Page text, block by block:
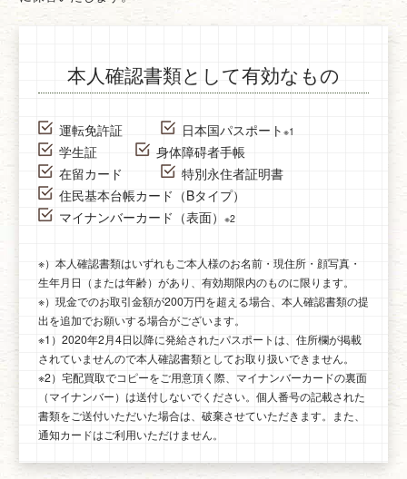
本人確認書類として有効なもの
運転免許証 日本国パスポート ※1
学生証
身体障碍者手帳
在留カード
特別永住者証明書
住民基本台帳カード（Bタイプ）
マイナンバーカード（表面） ※2
※）本人確認書類はいずれもご本人様のお名前・現住所・顔写真・
生年月日（または年齢）があり、有効期限内のものに限ります。
※）現金でのお取引金額が200万円を超える場合、本人確認書類の提
出を追加でお願いする場合がございます。
※1）2020年2月4日以降に発給されたパスポートは、住所欄が掲載
されていませんので本人確認書類としてお取り扱いできません。
※2）宅配買取でコピーをご用意頂く際、マイナンバーカードの裏面
（マイナンバー）は送付しないでください。個人番号の記載された
書類をご送付いただいた場合は、破棄させていただきます。また、
通知カードはご利用いただけません。